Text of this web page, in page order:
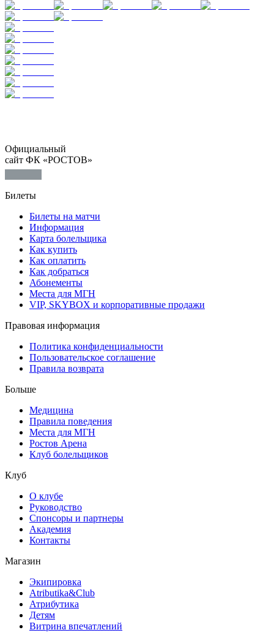
Официальный
сайт ФК «РОСТОВ»
Билеты
Билеты на матчи
Информация
Карта болельщика
Как купить
Как оплатить
Как добраться
Абонементы
Места для МГН
VIP, SKYBOX и корпоративные продажи
Правовая информация
Политика конфиденциальности
Пользовательское соглашение
Правила возврата
Больше
Медицина
Правила поведения
Места для МГН
Ростов Арена
Клуб болельщиков
Клуб
О клубе
Руководство
Спонсоры и партнеры
Академия
Контакты
Магазин
Экипировка
Atributika&Club
Атрибутика
Детям
Витрина впечатлений